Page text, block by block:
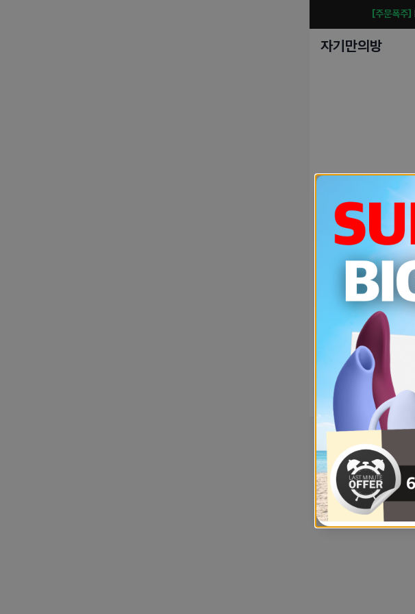
[주문폭주]
자기만의방